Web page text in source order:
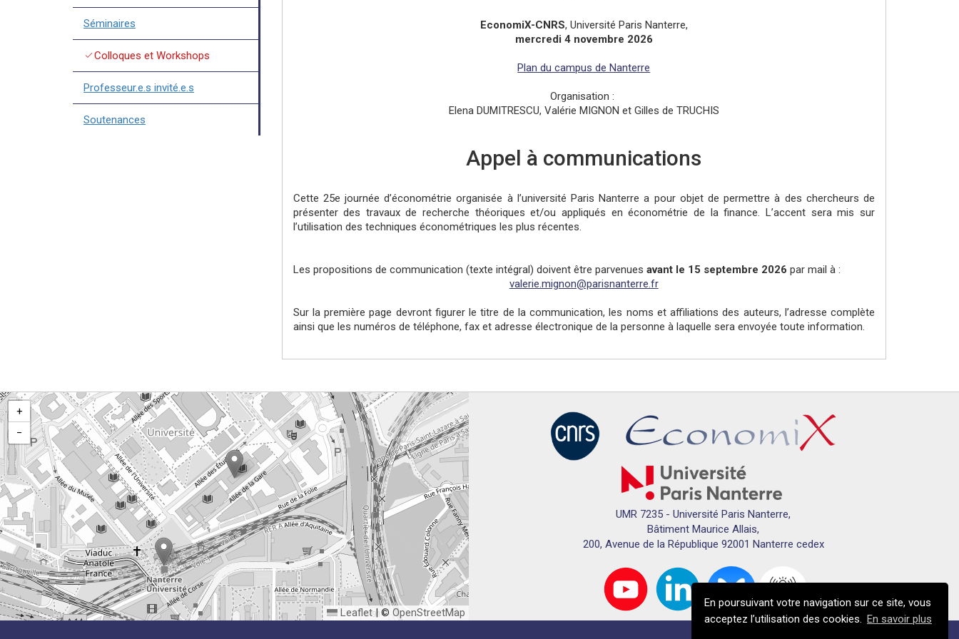
En poursuivant votre navigation sur ce site, vous
acceptez l’utilisation des cookies. En savoir plus
Séminaires
checkColloques et Workshops
Professeur.e.s invité.e.s
Soutenances
EconomiX-CNRS, Université Paris Nanterre,
mercredi 4 novembre 2026
Plan du campus de Nanterre
Organisation :
Elena DUMITRESCU, Valérie MIGNON et Gilles de TRUCHIS
Appel à communications
Cette 25e journée d’économétrie organisée à l’université Paris Nanterre a pour objet de permettre à des chercheurs de
présenter des travaux de recherche théoriques et/ou appliqués en économétrie de la finance. L’accent sera mis sur
l’utilisation des techniques économétriques les plus récentes.
Les propositions de communication (texte intégral) doivent être parvenues avant le 15 septembre 2026 par mail à :
valerie.mignon@parisnanterre.fr
Sur la première page devront figurer le titre de la communication, les noms et affiliations des auteurs, l’adresse complète
ainsi que les numéros de téléphone, fax et adresse électronique de la personne à laquelle sera envoyée toute information.
+
−
Leaflet |© OpenStreetMap
UMR 7235 - Université Paris Nanterre,
Bâtiment Maurice Allais,
200, Avenue de la République 92001 Nanterre cedex